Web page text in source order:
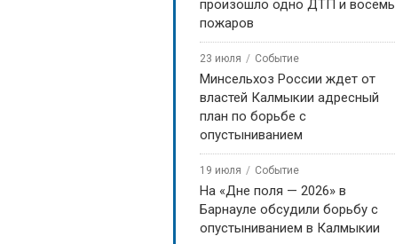
произошло одно ДТП и восемь
пожаров
23 июля Событие
Минсельхоз России ждет от
властей Калмыкии адресный
план по борьбе с
опустыниванием
19 июля Событие
На «Дне поля — 2026» в
Барнауле обсудили борьбу с
опустыниванием в Калмыкии